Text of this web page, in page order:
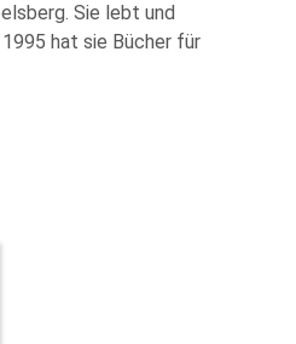
Sie lebt und
hat sie Bücher für